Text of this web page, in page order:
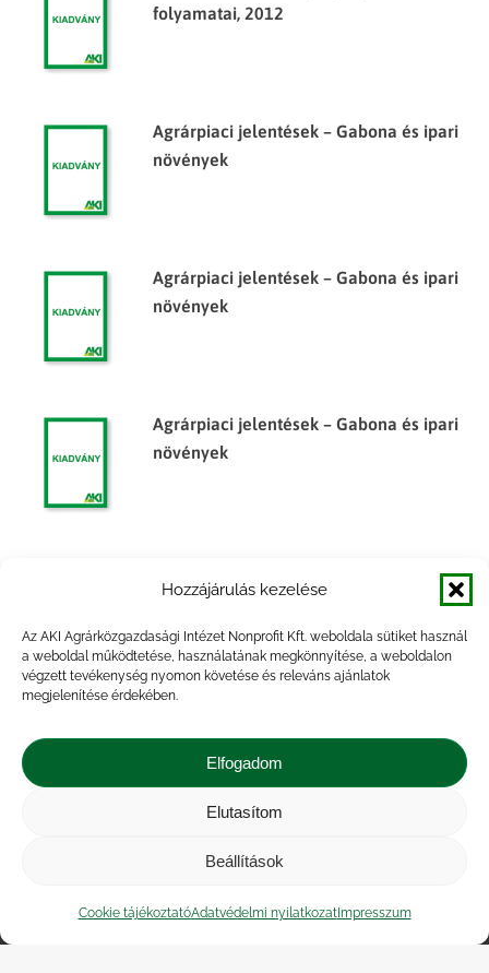
Hozzájárulás kezelése
Az AKI Agrárközgazdasági Intézet Nonprofit Kft. weboldala sütiket használ
a weboldal működtetése, használatának megkönnyítése, a weboldalon
végzett tevékenység nyomon követése és releváns ajánlatok
megjelenítése érdekében.
Elfogadom
Elutasítom
Beállítások
Cookie tájékoztatóAdatvédelmi nyilatkozatImpresszum
folyamatai, 2012
Agrárpiaci jelentések – Gabona és ipari
növények
Agrárpiaci jelentések – Gabona és ipari
növények
Agrárpiaci jelentések – Gabona és ipari
növények
Agrárpiaci jelentések – Gabona és ipari
növények
Közérdekű adatok
| Adatvédelmi nyilatkozat
|